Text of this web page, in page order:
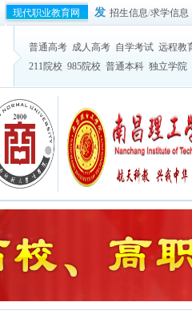
现代职业教育网 发 招生信息/求学信息
普通高考 成人高考 自学考试 远程教
211院校 985院校 普通本科 独立学院